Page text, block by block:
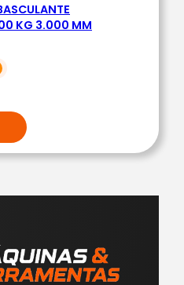
KG 3.000 MM